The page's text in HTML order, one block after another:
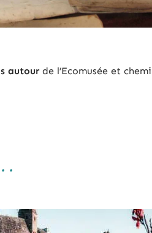
autourde l’Ecomusée et